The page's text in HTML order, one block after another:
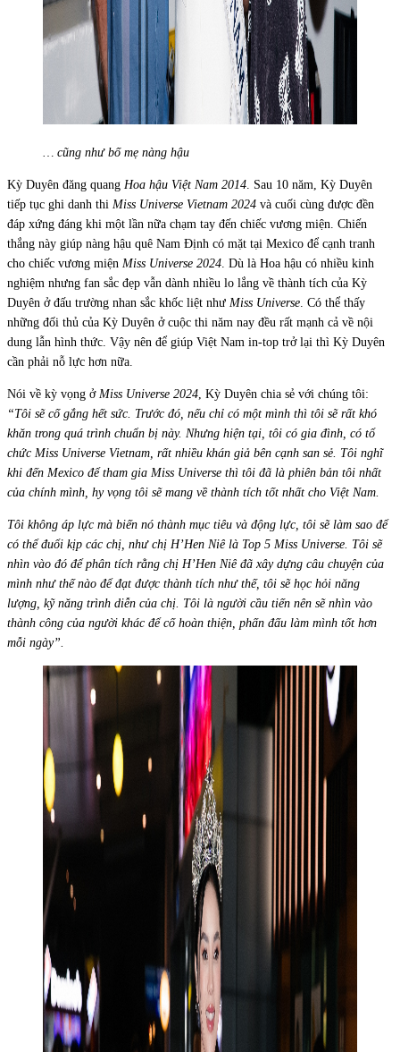
… cũng như bố mẹ nàng hậu
Kỳ Duyên đăng quang Hoa hậu Việt Nam 2014 . Sau 10 năm, Kỳ Duyên
tiếp tục ghi danh thi Miss Universe Vietnam 2024 và cuối cùng được đền
đáp xứng đáng khi một lần nữa chạm tay đến chiếc vương miện. Chiến
thắng này giúp nàng hậu quê Nam Định có mặt tại Mexico để cạnh tranh
cho chiếc vương miện Miss Universe 2024 . Dù là Hoa hậu có nhiều kinh
nghiệm nhưng fan sắc đẹp vẫn dành nhiều lo lắng về thành tích của Kỳ
Duyên ở đấu trường nhan sắc khốc liệt như Miss Universe . Có thể thấy
những đối thủ của Kỳ Duyên ở cuộc thi năm nay đều rất mạnh cả về nội
dung lẫn hình thức. Vậy nên để giúp Việt Nam in-top trở lại thì Kỳ Duyên
cần phải nỗ lực hơn nữa.
Nói về kỳ vọng ởMiss Universe 2024 , Kỳ Duyên chia sẻ với chúng tôi:
“Tôi sẽ cố gắng hết sức. Trước đó, nếu chỉ có một mình thì tôi sẽ rất khó
khăn trong quá trình chuẩn bị này. Nhưng hiện tại, tôi có gia đình, có tổ
chức Miss Universe Vietnam, rất nhiều khán giả bên cạnh san sẻ. Tôi nghĩ
khi đến Mexico để tham gia Miss Universe thì tôi đã là phiên bản tôi nhất
của chính mình, hy vọng tôi sẽ mang về thành tích tốt nhất cho Việt Nam.
Tôi không áp lực mà biến nó thành mục tiêu và động lực, tôi sẽ làm sao để
có thể đuổi kịp các chị, như chị H’Hen Niê là Top 5 Miss Universe. Tôi sẽ
nhìn vào đó để phân tích rằng chị H’Hen Niê đã xây dựng câu chuyện của
mình như thế nào để đạt được thành tích như thế, tôi sẽ học hỏi năng
lượng, kỹ năng trình diễn của chị. Tôi là người cầu tiến nên sẽ nhìn vào
thành công của người khác để cố hoàn thiện, phấn đấu làm mình tốt hơn
mỗi ngày”.